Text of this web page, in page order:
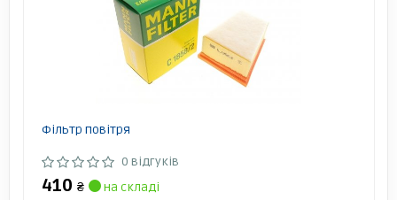
Фільтр повітря
0 відгуків
410 ₴
на складі